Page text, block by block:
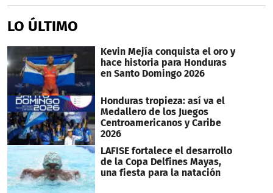
LO ÚLTIMO
Kevin Mejía conquista el oro y
hace historia para Honduras
en Santo Domingo 2026
Honduras tropieza: así va el
Medallero de los Juegos
Centroamericanos y Caribe
2026
LAFISE fortalece el desarrollo
de la Copa Delfines Mayas,
una fiesta para la natación